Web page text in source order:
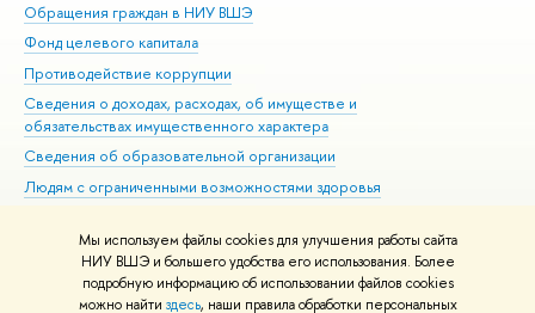
Мы используем файлы cookies для улучшения работы сайта
НИУ ВШЭ и большего удобства его использования. Более
подробную информацию об использовании файлов cookies
можно найти здесь, наши правила обработки персональных
Обращения граждан в НИУ ВШЭ
Фонд целевого капитала
Противодействие коррупции
Сведения о доходах, расходах, об имуществе и
обязательствах имущественного характера
Сведения об образовательной организации
Людям с ограниченными возможностями здоровья
Работа в Вышке